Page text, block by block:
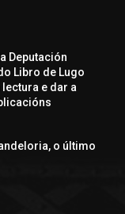
Deputación
Libro de Lugo
e dar a
o último